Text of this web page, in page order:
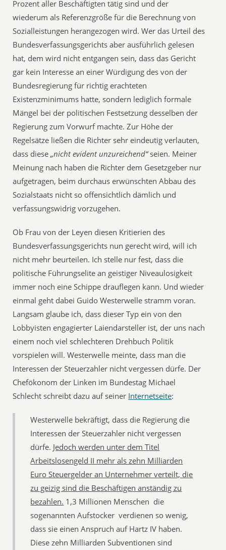
Prozent aller Beschäftigten tätig sind und der
wiederum als Referenzgröße für die Berechnung von
Sozialleistungen herangezogen wird. Wer das Urteil des
Bundesverfassungsgerichts aber ausführlich gelesen
hat, dem wird nicht entgangen sein, dass das Gericht
gar kein Interesse an einer Würdigung des von der
Bundesregierung für richtig erachteten
Existenzminimums hatte, sondern lediglich formale
Mängel bei der politischen Festsetzung desselben der
Regierung zum Vorwurf machte. Zur Höhe der
Regelsätze ließen die Richter sehr eindeutig verlauten,
dass diese„nicht evident unzureichend“seien. Meiner
Meinung nach haben die Richter dem Gesetzgeber nur
aufgetragen, beim durchaus erwünschten Abbau des
Sozialstaats nicht so offensichtlich dämlich und
verfassungswidrig vorzugehen.
Ob Frau von der Leyen diesen Kritierien des
Bundesverfassungsgerichts nun gerecht wird, will ich
nicht mehr beurteilen. Ich stelle nur fest, dass die
politische Führungselite an geistiger Niveaulosigkeit
immer noch eine Schippe drauflegen kann. Und wieder
einmal geht dabei Guido Westerwelle stramm voran.
Langsam glaube ich, dass dieser Typ ein von den
Lobbyisten engagierter Laiendarsteller ist, der uns nach
einem noch viel schlechteren Drehbuch Politik
vorspielen will. Westerwelle meinte, dass man die
Interessen der Steuerzahler nicht vergessen dürfe. Der
Chefökonom der Linken im Bundestag Michael
Schlecht schreibt dazu auf seiner Internetseite:
Westerwelle bekräftigt, dass die Regierung die
Interessen der Steuerzahler nicht vergessen
dürfe. Jedoch werden unter dem Titel
Arbeitslosengeld II mehr als zehn Milliarden
Euro Steuergelder an Unternehmer verteilt, die
zu geizig sind die Beschäftigen anständig zu
bezahlen. 1,3 Millionen Menschen  die
sogenannten Aufstocker  verdienen so wenig,
dass sie einen Anspruch auf Hartz IV haben.
Diese zehn Milliarden Subventionen sind